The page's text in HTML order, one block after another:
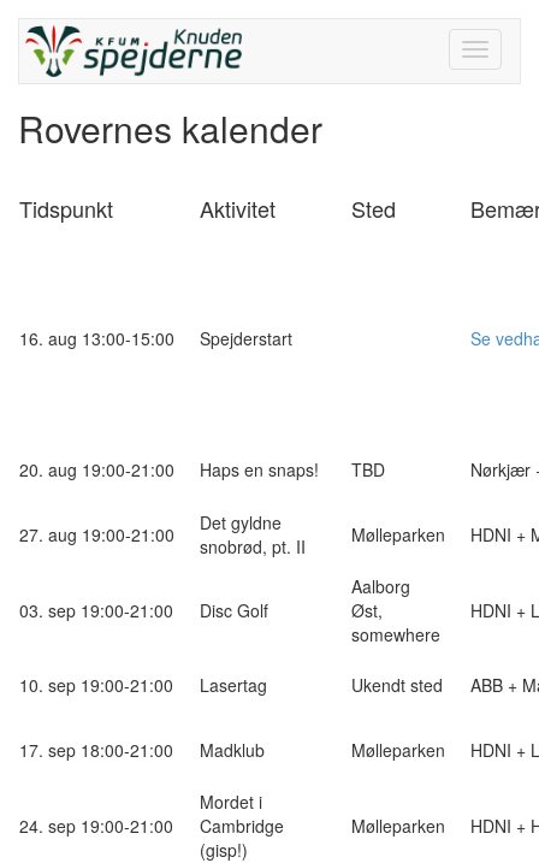
Toggle
Rovernes kalender
Tidspunkt Aktivitet Sted
16. aug 13:00-15:00 Spejderstart Se
20. aug 19:00-21:00 Haps en snaps! TBD Nørkjær
27. aug 19:00-21:00
Det gyldne
snobrød, pt. II
Mølleparken HDNI +
03. sep 19:00-21:00 Disc Golf
Aalborg
Øst,
somewhere
HDNI +
10. sep 19:00-21:00 Lasertag Ukendt sted ABB +
17. sep 18:00-21:00 Madklub Mølleparken HDNI +
24. sep 19:00-21:00
Mordet i
Cambridge
(gisp!)
Mølleparken HDNI +